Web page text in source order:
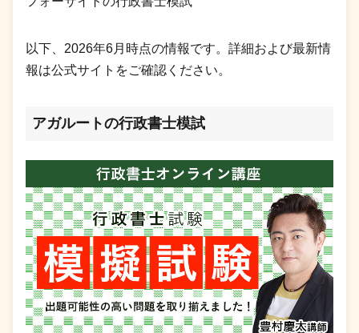
以下、2026年6月時点の情報です。詳細および最新情
報は公式サイトをご確認ください。
アガルートの行政書士模試